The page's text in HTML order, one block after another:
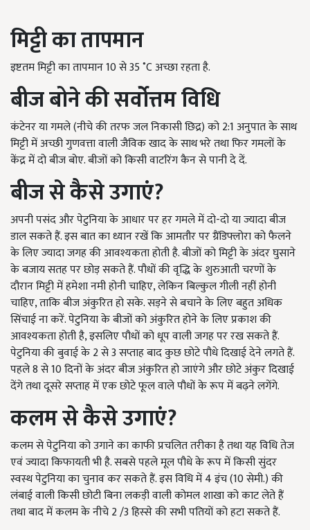
मिट्टी का तापमान
इष्टतम मिट्टी का तापमान 10 से 35 ˚C अच्छा रहता है.
बीज बोने की सर्वोत्तम विधि
कंटेनर या गमले (नीचे की तरफ जल निकासी छिद्र) को 2:1 अनुपात के साथ
मिट्टी में अच्छी गुणवत्ता वाली जैविक खाद के साथ भरे तथा फिर गमलों के
केंद्र में दो बीज बोए. बीजों को किसी वाटरिंग कैन से पानी दे दें.
बीज से कैसे उगाएं?
अपनी पसंद और पेटुनिया के आधार पर हर गमले में दो-दो या ज्यादा बीज
डाल सकते हैं. इस बात का ध्यान रखें कि आमतौर पर ग्रैंडिफ्लोरा को फैलने
के लिए ज्यादा जगह की आवश्यकता होती है. बीजों को मिट्टी के अंदर घुसाने
के बजाय सतह पर छोड़ सकते हैं. पौधों की वृद्धि के शुरुआती चरणों के
दौरान मिट्टी में हमेशा नमी होनी चाहिए, लेकिन बिल्कुल गीली नहीं होनी
चाहिए, ताकि बीज अंकुरित हो सके. सड़ने से बचाने के लिए बहुत अधिक
सिंचाई ना करें. पेटुनिया के बीजों को अंकुरित होने के लिए प्रकाश की
आवश्यकता होती है, इसलिए पौधों को धूप वाली जगह पर रख सकते हैं.
पेटुनिया की बुवाई के 2 से 3 सप्ताह बाद कुछ छोटे पौधे दिखाई देने लगते हैं.
पहले 8 से 10 दिनों के अंदर बीज अंकुरित हो जाएंगे और छोटे अंकुर दिखाई
देंगे तथा दूसरे सप्ताह में एक छोटे फूल वाले पौधों के रूप में बढ़ने लगेंगे.
कलम से कैसे उगाएं?
कलम से पेटुनिया को उगाने का काफी प्रचलित तरीका है तथा यह विधि तेज
एवं ज्यादा किफायती भी है. सबसे पहले मूल पौधे के रूप में किसी सुंदर
स्वस्थ पेटुनिया का चुनाव कर सकते हैं. इस विधि में 4 इंच (10 सेमी.) की
लंबाई वाली किसी छोटी बिना लकड़ी वाली कोमल शाखा को काट लेते हैं
तथा बाद में कलम के नीचे 2 /3 हिस्से की सभी पतियों को हटा सकते हैं.